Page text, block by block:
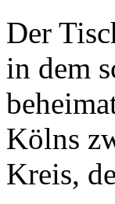
Der
in dem
Kölns
Kreis,